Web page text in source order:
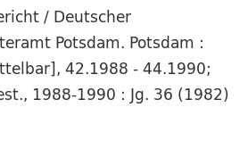
/ Deutscher
Potsdam. Potsdam :
42.1988 - 44.1990;
1988-1990 : Jg. 36 (1982)